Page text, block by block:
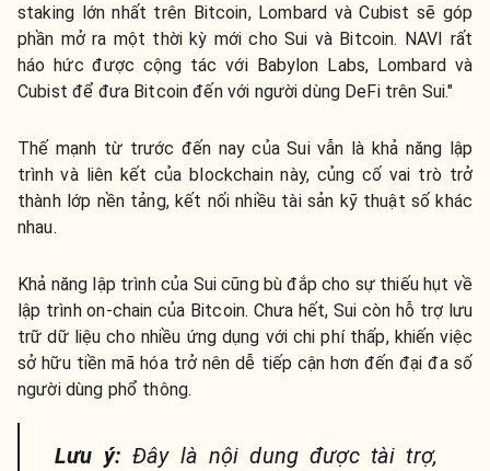
staking lớn nhất trên Bitcoin, Lombard và Cubist sẽ góp
phần mở ra một thời kỳ mới cho Sui và Bitcoin. NAVI rất
háo hức được cộng tác với Babylon Labs, Lombard và
Cubist để đưa Bitcoin đến với người dùng DeFi trên Sui."
Thế mạnh từ trước đến nay của Sui vẫn là khả năng lập
trình và liên kết của blockchain này, củng cố vai trò trở
thành lớp nền tảng, kết nối nhiều tài sản kỹ thuật số khác
nhau.
Khả năng lập trình của Sui cũng bù đắp cho sự thiếu hụt về
lập trình on-chain của Bitcoin. Chưa hết, Sui còn hỗ trợ lưu
trữ dữ liệu cho nhiều ứng dụng với chi phí thấp, khiến việc
sở hữu tiền mã hóa trở nên dễ tiếp cận hơn đến đại đa số
người dùng phổ thông.
Lưu ý: Đây là nội dung được tài trợ,